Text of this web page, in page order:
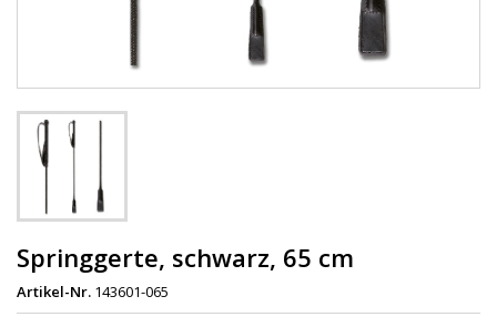
Springgerte, schwarz, 65 cm
Artikel-Nr. 143601-065